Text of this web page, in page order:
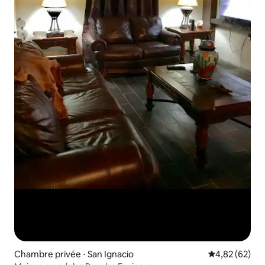
Chambre privée ⋅ San Ignacio Évaluation
4,82 (62)